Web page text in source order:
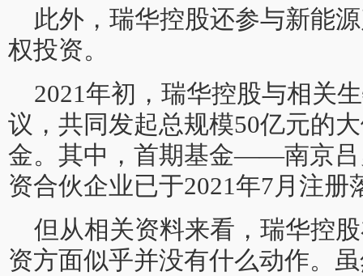
此外，瑞华控股还参与新能
权投资。
2021年初，瑞华控股与相关
议，共同发起总规模50亿元的
金。其中，首期基金——南京吕
资合伙企业已于2021年7月注册
但从相关资料来看，瑞华控
资方面似乎并没有什么动作。